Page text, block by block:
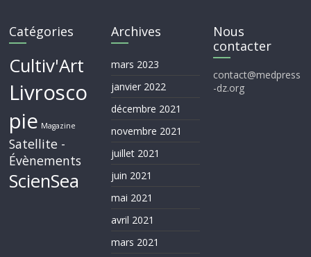
Catégories
Cultiv'Art
Livrosco
pie Magazine
Satellite -
Évènements
ScienSea
Archives
mars 2023
janvier 2022
décembre 2021
novembre 2021
juillet 2021
juin 2021
mai 2021
avril 2021
mars 2021
Nous
contacter
contact@medpress
-dz.org